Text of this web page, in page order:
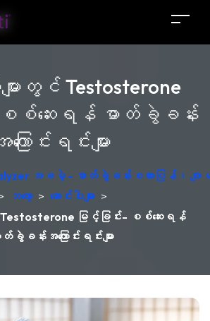
ျားတွင် Testosterone
စစ်ဆေးရန် ဓာတ်ခွဲခန်း
အကြောင်းရင်းများ
အခမဲ့ - ဓာတ်ခွဲခန်းစကားပြန်၊
ဘလော့ > ဆောင်းပါးများ >
Testosterone မြင့်ခြင်း- စစ်ဆေးရန်
တ်ခွဲခန်းအကြောင်းရင်းများ